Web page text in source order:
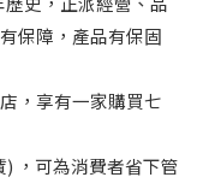
保障，產品有保固
，享有一家購買七
，可為消費者省下管